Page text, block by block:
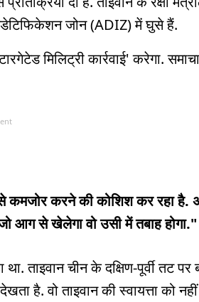
जोन (ADIZ) में घुसे हैं.
मिलिट्री कार्रवाई' करेगा.
कमजोर करने की कोशिश कर रहा है.
से खेलेगा वो उसी में तबाह होगा."
ताइवान चीन के दक्षिण-पूर्वी तट
है. वो ताइवान की स्वायत्ता को नहीं